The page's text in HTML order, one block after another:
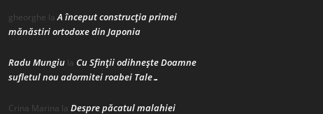
gheorghe laA început construcţia primei
mănăstiri ortodoxe din Japonia
Radu Mungiu la Cu Sfinții odihnește Doamne
sufletul nou adormitei roabei Tale…
Crina Marina la Despre păcatul malahiei